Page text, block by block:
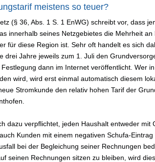
meistens so teuer?
(§ 36, Abs. 1 S. 1 EnWG) schreibt vor, dass
innerhalb seines Netzgebietes die Mehrheit an
für diese Region ist. Sehr oft handelt es sich
drei Jahre jeweils zum 1. Juli den
dann im Internet veröffentlicht. Wer
wird, wird erst einmal automatisch diesem
Stromkunde den relativ hohen Tarif der
dazu verpflichtet, jeden Haushalt entweder mit
Kunden mit einem negativen Schufa-
bei der Begleichung seiner Rechnungen
seinen Rechnungen sitzen zu bleiben, wird